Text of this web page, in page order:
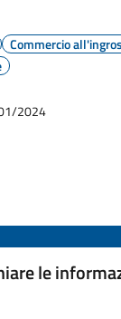
Commercio
2024
le